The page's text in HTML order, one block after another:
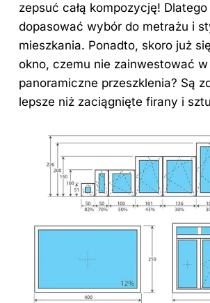
zepsuć całą kompozycję!
dopasować wybór do metrażu i
mieszkania. Ponadto, skoro już
okno, czemu nie zainwestować
panoramiczne przeszklenia? Są
lepsze niż zaciągnięte firany i